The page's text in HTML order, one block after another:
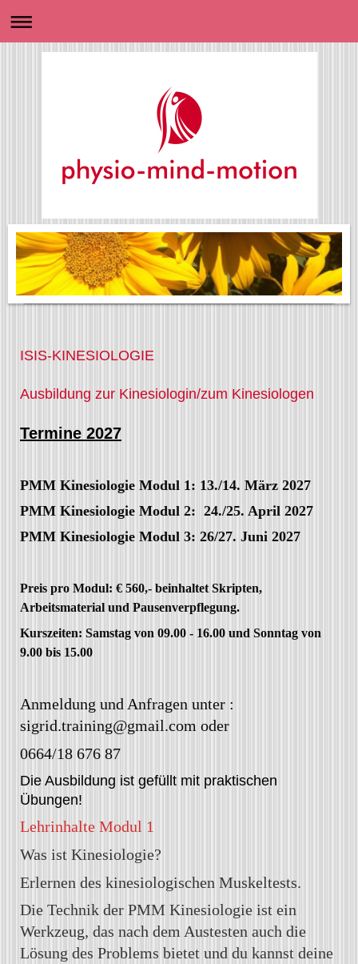
ISIS-KINESIOLOGIE
Ausbildung zur Kinesiologin/zum Kinesiologen
Termine 2027
PMM Kinesiologie Modul 1: 13./14. März 2027
PMM Kinesiologie Modul 2: 24./25. April 2027
PMM Kinesiologie Modul 3: 26/27. Juni 2027
Preis pro Modul: € 560,- beinhaltet Skripten,
Arbeitsmaterial und Pausenverpflegung.
Kurszeiten: Samstag von 09.00 - 16.00 und Sonntag von
9.00 bis 15.00
Anmeldung und Anfragen unter :
sigrid.training@gmail.com oder
0664/18 676 87
Die Ausbildung ist gefüllt mit praktischen
Übungen!
Lehrinhalte Modul 1
Was ist Kinesiologie?
Erlernen des kinesiologischen Muskeltests.
Die Technik der PMM Kinesiologie ist ein
Werkzeug, das nach dem Austesten auch die
Lösung des Problems bietet und du kannst deine